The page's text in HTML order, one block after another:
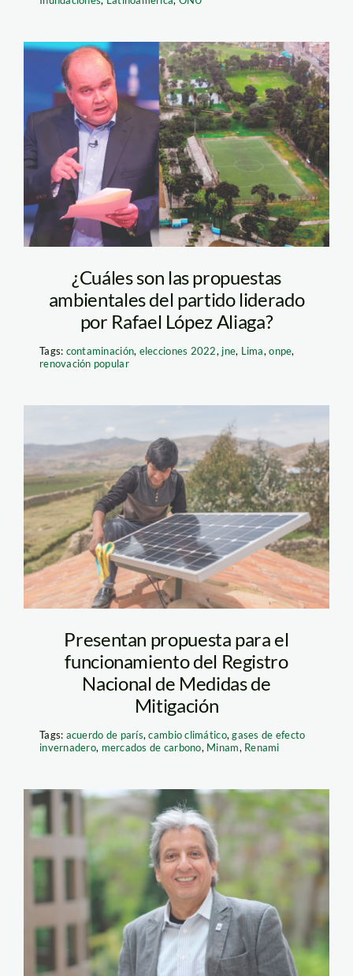
rafael-lopez-aliaga—
propuestas-
ambientales—andina
¿Cuáles son las propuestas
ambientales del partido liderado
por Rafael López Aliaga?
Tags: contaminación, elecciones 2022, jne, Lima,onpe,
renovación popular
Renami-Minam
Presentan propuesta para el
funcionamiento del Registro
Nacional de Medidas de
Mitigación
Tags: acuerdo de parís,cambio climático,gases de efecto
invernadero, mercados de carbono, Minam, Renami